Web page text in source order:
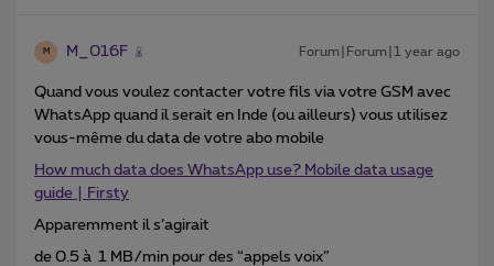
M M_016F Forum|Forum|1 year ago
Quand vous voulez contacter votre fils via votre GSM avec
WhatsApp quand il serait en Inde (ou ailleurs) vous utilisez
vous-même du data de votre abo mobile
How much data does WhatsApp use? Mobile data usage
guide | Firsty
Apparemment il s’agirait
de 0.5 à 1 MB/min pour des “appels voix”